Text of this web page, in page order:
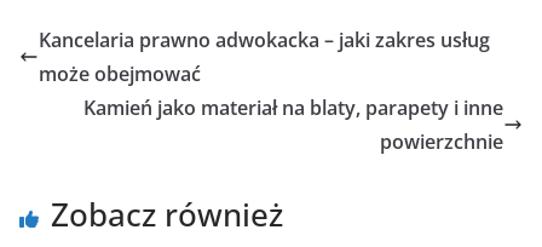
Kancelaria prawno adwokacka – jaki zakres usług
może obejmować
Kamień jako materiał na blaty, parapety i inne
powierzchnie
Zobacz również